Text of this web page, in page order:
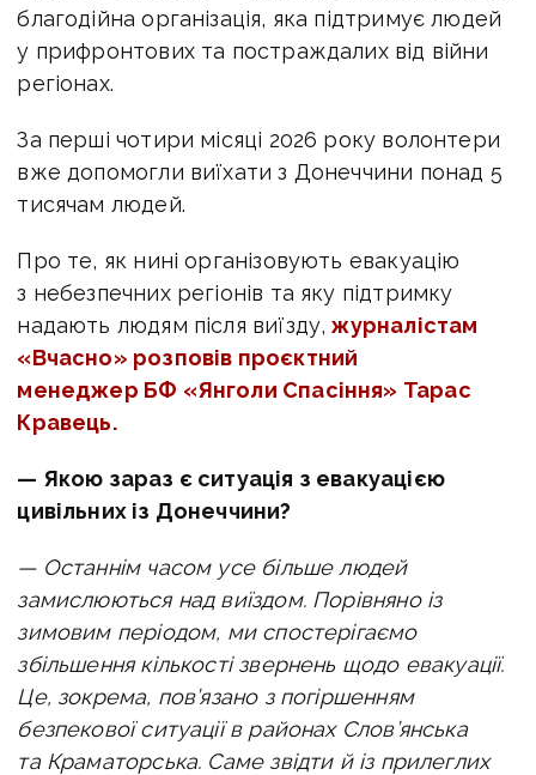
благодійна організація, яка підтримує людей
у прифронтових та постраждалих від війни
регіонах.
За перші чотири місяці 2026 року волонтери
вже допомогли виїхати з Донеччини понад 5
тисячам людей.
Про те, як нині організовують евакуацію
з небезпечних регіонів та яку підтримку
надають людям після виїзду,журналістам
«Вчасно» розповів проєктний
менеджер БФ «Янголи Спасіння» Тарас
Кравець.
— Якою зараз є ситуація з евакуацією
цивільних із Донеччини?
— Останнім часом усе більше людей
замислюються над виїздом. Порівняно із
зимовим періодом, ми спостерігаємо
збільшення кількості звернень щодо евакуації.
Це, зокрема, пов’язано з погіршенням
безпекової ситуації в районах Слов’янська
та Краматорська. Саме звідти й із прилеглих